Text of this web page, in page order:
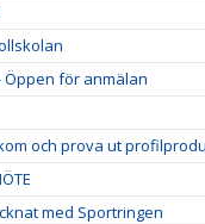
Öppen för anmälan
och prova ut
med Sportringen